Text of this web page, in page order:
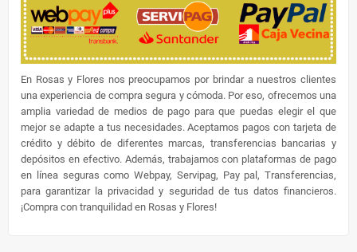
En Rosas y Flores nos preocupamos por brindar a nuestros clientes
una experiencia de compra segura y cómoda. Por eso, ofrecemos una
amplia variedad de medios de pago para que puedas elegir el que
mejor se adapte a tus necesidades. Aceptamos pagos con tarjeta de
crédito y débito de diferentes marcas, transferencias bancarias y
depósitos en efectivo. Además, trabajamos con plataformas de pago
en línea seguras como Webpay, Servipag, Pay pal, Transferencias,
para garantizar la privacidad y seguridad de tus datos financieros.
¡Compra con tranquilidad en Rosas y Flores!